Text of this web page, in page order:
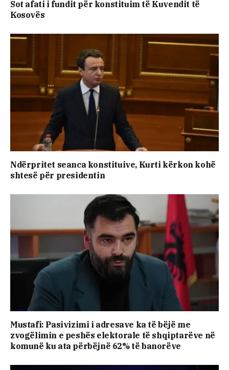
Sot afati i fundit për konstituim të Kuvendit të
Kosovës
Ndërpritet seanca konstituive, Kurti kërkon kohë
shtesë për presidentin
Mustafi: Pasivizimi i adresave ka të bëjë me
zvogëlimin e peshës elektorale të shqiptarëve në
komunë ku ata përbëjnë 62% të banorëve